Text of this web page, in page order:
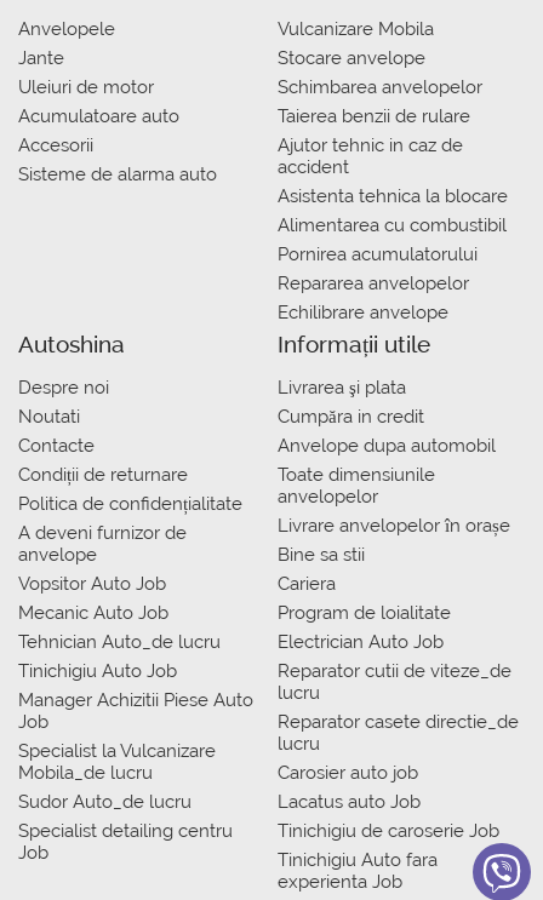
Anvelopele
Jante
Uleiuri de motor
Acumulatoare auto
Accesorii
Sisteme de alarma auto
Vulcanizare Mobila
Stocare anvelope
Schimbarea anvelopelor
Taierea benzii de rulare
Ajutor tehnic in caz de
accident
Asistenta tehnica la blocare
Alimentarea cu combustibil
Pornirea acumulatorului
Repararea anvelopelor
Echilibrare anvelope
Autoshina
Despre noi
Noutati
Contacte
Condiții de returnare
Politica de confidențialitate
A deveni furnizor de
anvelope
Vopsitor Auto Job
Mecanic Auto Job
Tehnician Auto_de lucru
Tinichigiu Auto Job
Manager Achizitii Piese Auto
Job
Specialist la Vulcanizare
Mobila_de lucru
Sudor Auto_de lucru
Specialist detailing centru
Job
Informații utile
Livrarea şi plata
Сumpăra in credit
Anvelope dupa automobil
Toate dimensiunile
anvelopelor
Livrare anvelopelor în orașe
Bine sa stii
Cariera
Program de loialitate
Electrician Auto Job
Reparator cutii de viteze_de
lucru
Reparator casete directie_de
lucru
Carosier auto job
Lacatus auto Job
Tinichigiu de caroserie Job
Tinichigiu Auto fara
experienta Job